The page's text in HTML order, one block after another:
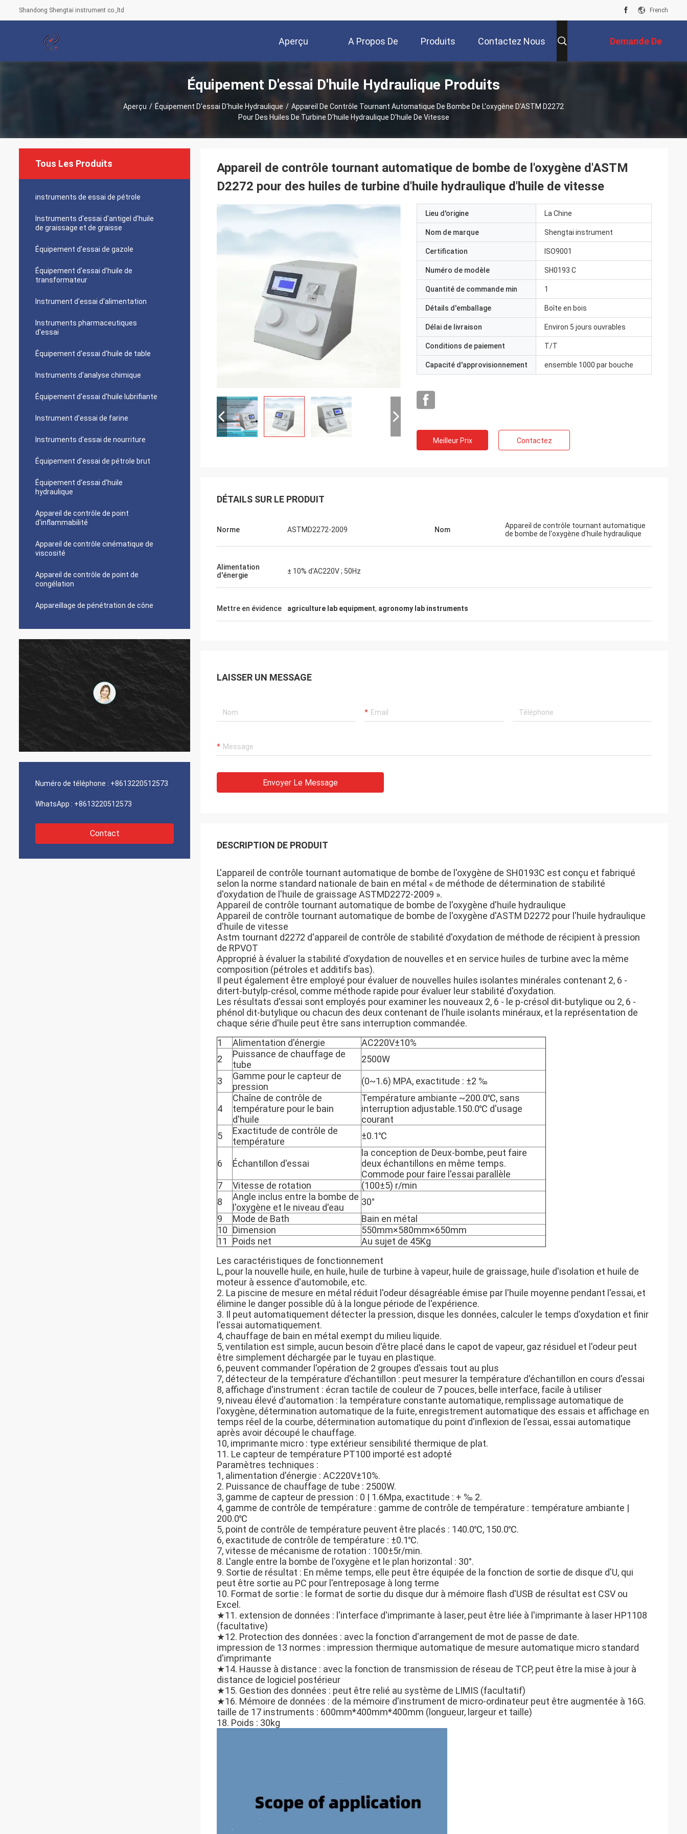
Shandong Shengtai instrument co.,ltd French
Aperçu A Propos De
Nous
Produits Contactez Nous Demande De
Soumission
Équipement D'essai D'huile Hydraulique Produits
Aperçu / Équipement D'essai D'huile Hydraulique / Appareil De Contrôle Tournant Automatique De Bombe De L'oxygène D'ASTM D2272
Pour Des Huiles De Turbine D'huile Hydraulique D'huile De Vitesse
Tous Les Produits
instruments de essai de pétrole
Instruments d'essai d'antigel d'huile
de graissage et de graisse
Équipement d'essai de gazole
Équipement d'essai d'huile de
transformateur
Instrument d'essai d'alimentation
Instruments pharmaceutiques
d'essai
Équipement d'essai d'huile de table
Instruments d'analyse chimique
Équipement d'essai d'huile lubrifiante
Instrument d'essai de farine
Instruments d'essai de nourriture
Équipement d'essai de pétrole brut
Équipement d'essai d'huile
hydraulique
Appareil de contrôle de point
d'inflammabilité
Appareil de contrôle cinématique de
viscosité
Appareil de contrôle de point de
congélation
Appareillage de pénétration de cône
Numéro de téléphone : +8613220512573
WhatsApp : +8613220512573
Contact
Appareil de contrôle tournant automatique de bombe de l'oxygène d'ASTM
D2272 pour des huiles de turbine d'huile hydraulique d'huile de vitesse
Lieu d'origine La Chine
Nom de marque Shengtai instrument
Certification ISO9001
Numéro de modèle SH0193 C
Quantité de commande min 1
Détails d'emballage Boîte en bois
Délai de livraison Environ 5 jours ouvrables
Conditions de paiement T/T
Capacité d'approvisionnement ensemble 1000 par bouche
Meilleur Prix Contactez
DÉTAILS SUR LE PRODUIT
Norme ASTMD2272-2009 Nom
Appareil de contrôle tournant automatique
de bombe de l'oxygène d'huile hydraulique
Alimentation
d'énergie
± 10% d'AC220V ; 50Hz
Mettre en évidence agriculture lab equipment, agronomy lab instruments
LAISSER UN MESSAGE
Envoyer Le Message
DESCRIPTION DE PRODUIT
L'appareil de contrôle tournant automatique de bombe de l'oxygène de SH0193C est conçu et fabriqué
selon la norme standard nationale de bain en métal « de méthode de détermination de stabilité
d'oxydation de l'huile de graissage ASTMD2272-2009 ».
Appareil de contrôle tournant automatique de bombe de l'oxygène d'huile hydraulique
Appareil de contrôle tournant automatique de bombe de l'oxygène d'ASTM D2272 pour l'huile hydraulique
d'huile de vitesse
Astm tournant d2272 d'appareil de contrôle de stabilité d'oxydation de méthode de récipient à pression
de RPVOT
Approprié à évaluer la stabilité d'oxydation de nouvelles et en service huiles de turbine avec la même
composition (pétroles et additifs bas).
Il peut également être employé pour évaluer de nouvelles huiles isolantes minérales contenant 2, 6 -
ditert-butylp-crésol, comme méthode rapide pour évaluer leur stabilité d'oxydation.
Les résultats d'essai sont employés pour examiner les nouveaux 2, 6 - le p-crésol dit-butylique ou 2, 6 -
phénol dit-butylique ou chacun des deux contenant de l'huile isolants minéraux, et la représentation de
chaque série d'huile peut être sans interruption commandée.
1
Alimentation d'énergie
AC220V±10%
2
Puissance de chauffage de
tube
2500W
3
Gamme pour le capteur de
pression
(0~1.6) MPA, exactitude : ±2 ‰
4
Chaîne de contrôle de
température pour le bain
d'huile
Température ambiante ~200.0℃, sans
interruption adjustable.150.0℃ d'usage
courant
5
Exactitude de contrôle de
température
±0.1℃
6 Échantillon d'essai
la conception de Deux-bombe, peut faire
deux échantillons en même temps.
Commode pour faire l'essai parallèle
7
Vitesse de rotation
(100±5) r/min
8
Angle inclus entre la bombe de
l'oxygène et le niveau d'eau
30°
9
Mode de Bath
Bain en métal
10 Dimension
550mm×580mm×650mm
11
Poids net
Au sujet de 45Kg
Les caractéristiques de fonctionnement
L, pour la nouvelle huile, en huile, huile de turbine à vapeur, huile de graissage, huile d'isolation et huile de
moteur à essence d'automobile, etc.
2. La piscine de mesure en métal réduit l'odeur désagréable émise par l'huile moyenne pendant l'essai, et
élimine le danger possible dû à la longue période de l'expérience.
3. Il peut automatiquement détecter la pression, disque les données, calculer le temps d'oxydation et finir
l'essai automatiquement.
4, chauffage de bain en métal exempt du milieu liquide.
5, ventilation est simple, aucun besoin d'être placé dans le capot de vapeur, gaz résiduel et l'odeur peut
être simplement déchargée par le tuyau en plastique.
6, peuvent commander l'opération de 2 groupes d'essais tout au plus
7, détecteur de la température d'échantillon : peut mesurer la température d'échantillon en cours d'essai
8, affichage d'instrument : écran tactile de couleur de 7 pouces, belle interface, facile à utiliser
9, niveau élevé d'automation : la température constante automatique, remplissage automatique de
l'oxygène, détermination automatique de la fuite, enregistrement automatique des essais et affichage en
temps réel de la courbe, détermination automatique du point d'inflexion de l'essai, essai automatique
après avoir découpé le chauffage.
10, imprimante micro : type extérieur sensibilité thermique de plat.
11. Le capteur de température PT100 importé est adopté
Paramètres techniques :
1, alimentation d'énergie : AC220V±10%.
2. Puissance de chauffage de tube : 2500W.
3, gamme de capteur de pression : 0 | 1.6Mpa, exactitude : + ‰ 2.
4, gamme de contrôle de température : gamme de contrôle de température : température ambiante |
200.0℃
5, point de contrôle de température peuvent être placés : 140.0℃, 150.0℃.
6, exactitude de contrôle de température : ±0.1℃.
7, vitesse de mécanisme de rotation : 100±5r/min.
8. L'angle entre la bombe de l'oxygène et le plan horizontal : 30°.
9. Sortie de résultat : En même temps, elle peut être équipée de la fonction de sortie de disque d'U, qui
peut être sortie au PC pour l'entreposage à long terme
10. Format de sortie : le format de sortie du disque dur à mémoire flash d'USB de résultat est CSV ou
Excel.
★11. extension de données : l'interface d'imprimante à laser, peut être liée à l'imprimante à laser HP1108
(facultative)
★12. Protection des données : avec la fonction d'arrangement de mot de passe de date.
impression de 13 normes : impression thermique automatique de mesure automatique micro standard
d'imprimante
★14. Hausse à distance : avec la fonction de transmission de réseau de TCP, peut être la mise à jour à
distance de logiciel postérieur
★15. Gestion des données : peut être relié au système de LIMIS (facultatif)
★16. Mémoire de données : de la mémoire d'instrument de micro-ordinateur peut être augmentée à 16G.
taille de 17 instruments : 600mm*400mm*400mm (longueur, largeur et taille)
18. Poids : 30kg